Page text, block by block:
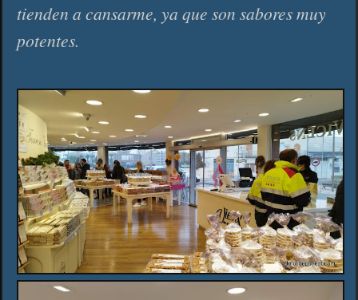
tienden a cansarme, ya que son sabores muy
potentes.